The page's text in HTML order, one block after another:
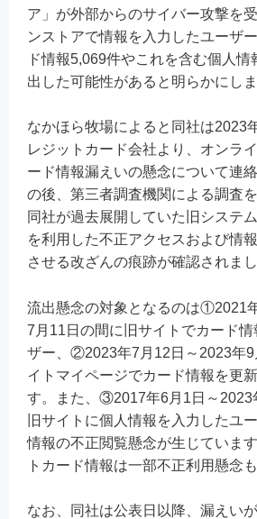
ア」が外部からのサイバー攻撃を
ンストアで情報を入力したユーザ
ド情報5,069件やこれを含む個人
出した可能性があると明らかにしま
なかほら牧場によると同社は2023
レジットカード会社より、オンラ
ード情報漏えいの懸念について連
の後、第三者調査機関による調査
同社が過去展開していた旧システ
を利用した不正アクセスおよび情
させる改ざんの痕跡が確認されまし
流出懸念の対象となるのは①2021
7月11日の間に旧サイトでカード
ザー、②2023年7月12日～2023年9
イトマイページでカード情報を更
す。また、③2017年6月1日～2023
旧サイトに個人情報を入力したユ
情報の不正閲覧懸念が生じていま
トカード情報は一部不正利用懸念
なお、同社は公表日以降、漏えい